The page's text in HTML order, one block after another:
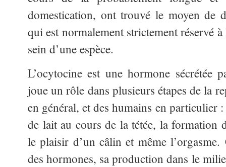
domestication, ont trouvé le moyen de
qui est normalement strictement réservé
sein d’une espèce.
L’ocytocine est une hormone sécrétée
joue un rôle dans plusieurs étapes de la
en général, et des humains en particulier
de lait au cours de la tétée, la formation
le plaisir d’un câlin et même
des hormones, sa production dans le